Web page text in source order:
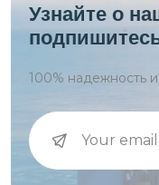
Узнайте о
100% надежность